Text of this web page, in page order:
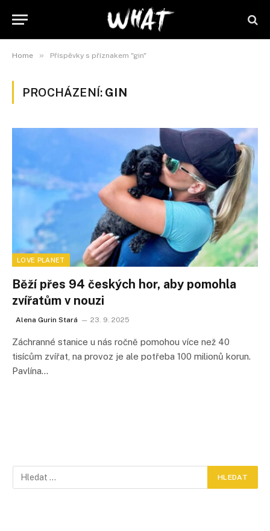
Home » Příspěvky s příznakem "gin"
PROCHÁZENÍ: GIN
LOVE PLANET
Běží přes 94 českých hor, aby pomohla
zvířatům v nouzi
Alena Gurin Stará 23. 9. 2025
Záchranné stanice u nás ročně pomohou více než 40
tisícům zvířat, na provoz je ale potřeba 100 milionů korun.
Pavlína…